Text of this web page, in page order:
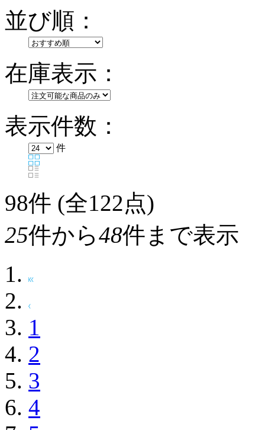
並び順：
在庫表示：
表示件数：
件
98件 (全122点)
25件から48件まで表示
1
2
3
4